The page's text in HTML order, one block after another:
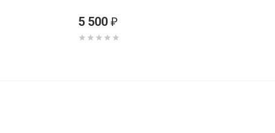
5 500 ₽